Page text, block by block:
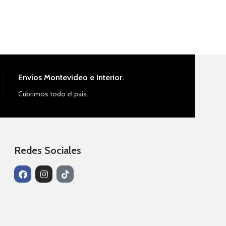
Envíos Montevideo e Interior.
Cubrimos todo el país.
Redes Sociales